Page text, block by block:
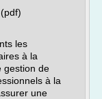
les
à la
gestion de
à la
une